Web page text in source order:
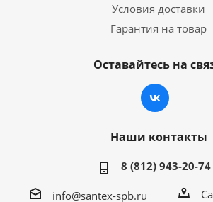
Условия доставки
Гарантия на товар
Оставайтесь на
Наши контакты
8 (812) 943-20-74
info@santex-spb.ru